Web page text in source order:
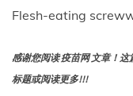
Flesh-eating
感谢您阅读 疫苗网 文章！
标题或阅读更多!!!